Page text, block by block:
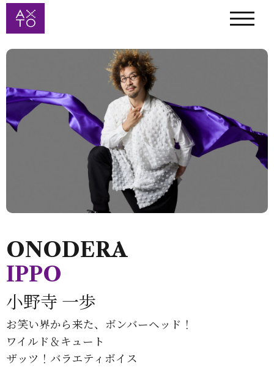
ONODERA
IPPO
小野寺 一歩
お笑い界から来た、ボンバーヘッド！
ワイルド＆キュート
ザッツ！バラエティボイス